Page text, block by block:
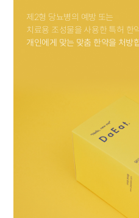
제2형 당뇨병의 예방 또는
치료용 조성물을 사용한 특허 한
개인에게 맞는 맞춤 한약을 처방